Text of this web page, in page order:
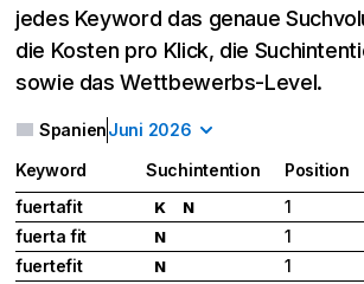
jedes Keyword das genaue
die Kosten pro Klick, die
sowie das Wettbewerbs-Level.
SpanienJuni 2026
Keyword Suchintention
Position
fuertafit
K N
1
fuerta fit
N
1
fuertefit
N
1